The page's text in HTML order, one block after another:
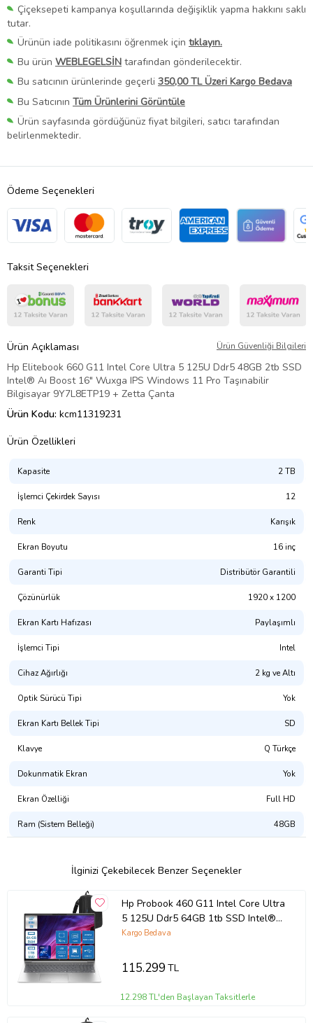
Çiçeksepeti kampanya koşullarında değişiklik yapma hakkını saklı
tutar.
Ürünün iade politikasını öğrenmek için tıklayın.
Bu ürün WEBLEGELSİN tarafından gönderilecektir.
Bu satıcının ürünlerinde geçerli 350,00 TL Üzeri Kargo Bedava
Bu Satıcının Tüm Ürünlerini Görüntüle
Ürün sayfasında gördüğünüz fiyat bilgileri, satıcı tarafından
belirlenmektedir.
Ödeme Seçenekleri
Taksit Seçenekleri
Ürün Açıklaması Ürün Güvenliği Bilgileri
Hp Elitebook 660 G11 Intel Core Ultra 5 125U Ddr5 48GB 2tb SSD
Intel® Aı Boost 16" Wuxga IPS Windows 11 Pro Taşınabilir
Bilgisayar 9Y7L8ETP19 + Zetta Çanta
Ürün Kodu: kcm11319231
Ürün Özellikleri
Kapasite 2 TB
İşlemci Çekirdek Sayısı 12
Renk Karışık
Ekran Boyutu 16 inç
Garanti Tipi Distribütör Garantili
Çözünürlük 1920 x 1200
Ekran Kartı Hafızası Paylaşımlı
İşlemci Tipi Intel
Cihaz Ağırlığı 2 kg ve Altı
Optik Sürücü Tipi Yok
Ekran Kartı Bellek Tipi SD
Klavye Q Türkçe
Dokunmatik Ekran Yok
Ekran Özelliği Full HD
Ram (Sistem Belleği) 48GB
İlginizi Çekebilecek Benzer Seçenekler
Hp Probook 460 G11 Intel Core Ultra
5 125U Ddr5 64GB 1tb SSD Intel®
Aı Boost 16 Wuxga IPS Windows 11
9Y7S7ETP18 + Zettaçanta
Kargo Bedava
115.299TL
12.298 TL'den Başlayan Taksitlerle